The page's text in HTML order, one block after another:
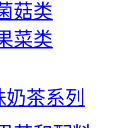
菇类
菜类
茶系列